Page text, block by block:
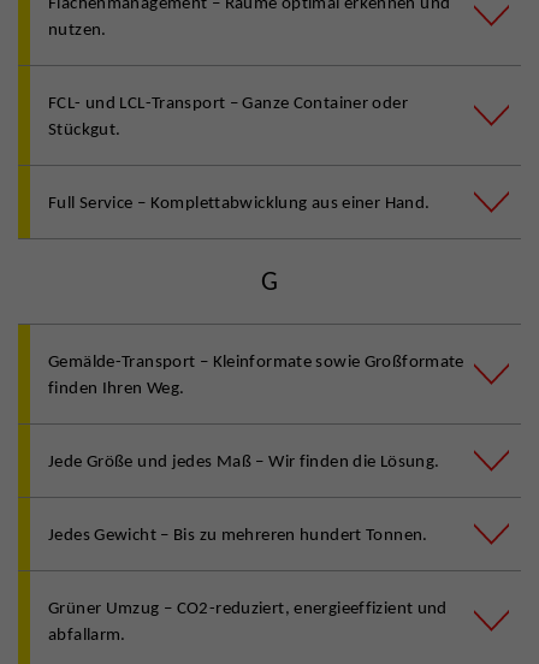
nutzen.
FCL- und LCL-Transport – Ganze Container oder
Stückgut.
Full Service – Komplettabwicklung aus einer Hand.
G
Gemälde-Transport – Kleinformate sowie Großformate
finden Ihren Weg.
Jede Größe und jedes Maß – Wir finden die Lösung.
Jedes Gewicht – Bis zu mehreren hundert Tonnen.
Grüner Umzug – CO2-reduziert, energieeffizient und
abfallarm.